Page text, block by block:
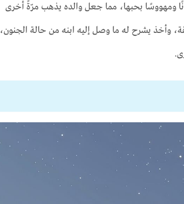
ومهووسًا بحبها، مما جعل والده يذهب مرّةً أخرى
وأخذ يشرح له ما وصل إليه ابنه من حالة الجنون،